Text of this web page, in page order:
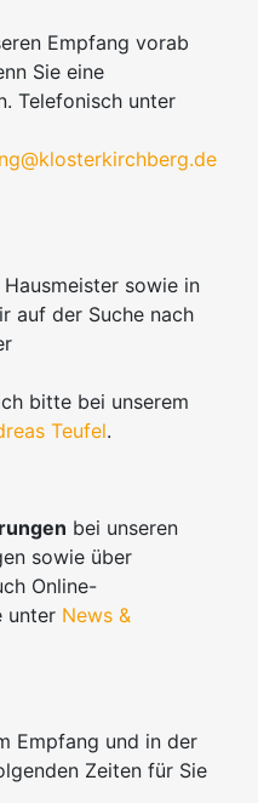
Empfang vorab
Sie eine
Telefonisch unter
sowie in
auf der Suche nach
bitte bei unserem
Teufel.
bei unseren
sowie über
Online-
unter News &
Empfang und in der
Zeiten für Sie